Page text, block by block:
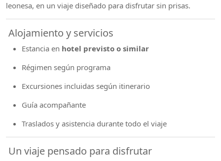
leonesa, en un viaje diseñado para disfrutar sin prisas.
Alojamiento y servicios
Estancia en hotel previsto o similar
Régimen según programa
Excursiones incluidas según itinerario
Guía acompañante
Traslados y asistencia durante todo el viaje
Un viaje pensado para disfrutar